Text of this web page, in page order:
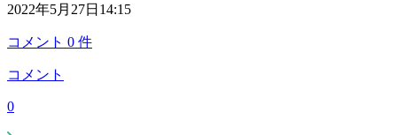
2022年5月27日14:15
コメント 0 件
コメント
0